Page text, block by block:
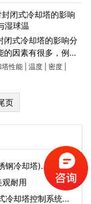
闭式冷却塔的影响
湿球温
闭式冷却塔的影响分
的因素有很多，例
水温、出塔水温、
塔性能| 温度| 密度|
页
钢冷却塔)…
耐用
冷却塔控制系统详